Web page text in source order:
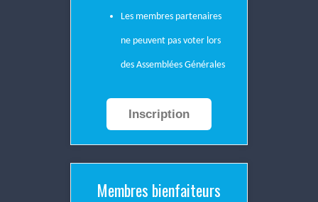
Les membres partenaires
ne peuvent pas voter lors
des Assemblées Générales
Inscription
Membres bienfaiteurs